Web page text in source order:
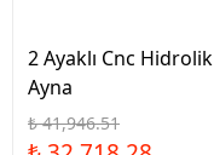
2 Ayaklı Cnc Hidrolik
Ayna
₺ 41,946.51